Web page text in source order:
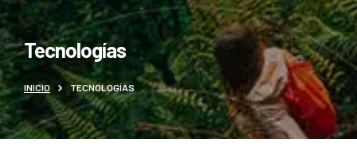
Tecnologías
INICIO TECNOLOGÍAS